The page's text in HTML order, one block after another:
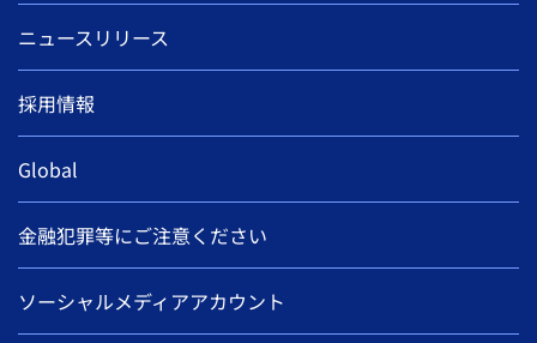
ニュースリリース
採用情報
Global
金融犯罪等にご注意ください
ソーシャルメディアアカウント